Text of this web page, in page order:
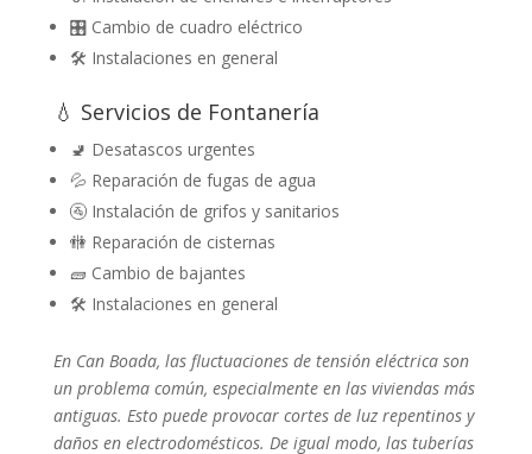
🎛️ Cambio de cuadro eléctrico
🛠️ Instalaciones en general
💧 Servicios de Fontanería
🚽 Desatascos urgentes
💦 Reparación de fugas de agua
🚰 Instalación de grifos y sanitarios
🚻 Reparación de cisternas
🧱 Cambio de bajantes
🛠️ Instalaciones en general
En Can Boada, las fluctuaciones de tensión eléctrica son
un problema común, especialmente en las viviendas más
antiguas. Esto puede provocar cortes de luz repentinos y
daños en electrodomésticos. De igual modo, las tuberías